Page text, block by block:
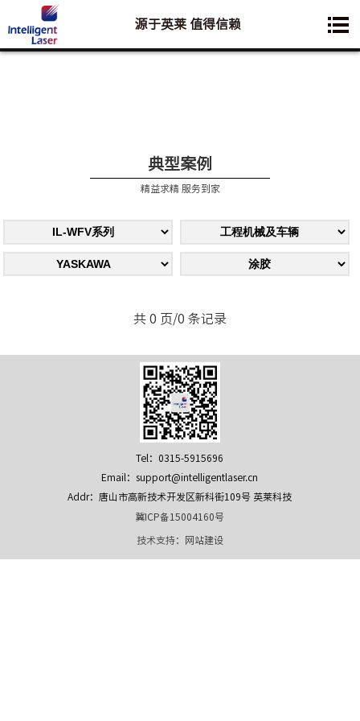
您想要了解的业务是:
源于英莱 值得信赖
典型案例
精益求精 服务到家
共 0 页/0 条记录
Tel：0315-5915696
Email：support@intelligentlaser.cn
Addr：唐山市高新技术开发区新科街109号 英莱科技
冀ICP备15004160号
技术支持： 网站建设